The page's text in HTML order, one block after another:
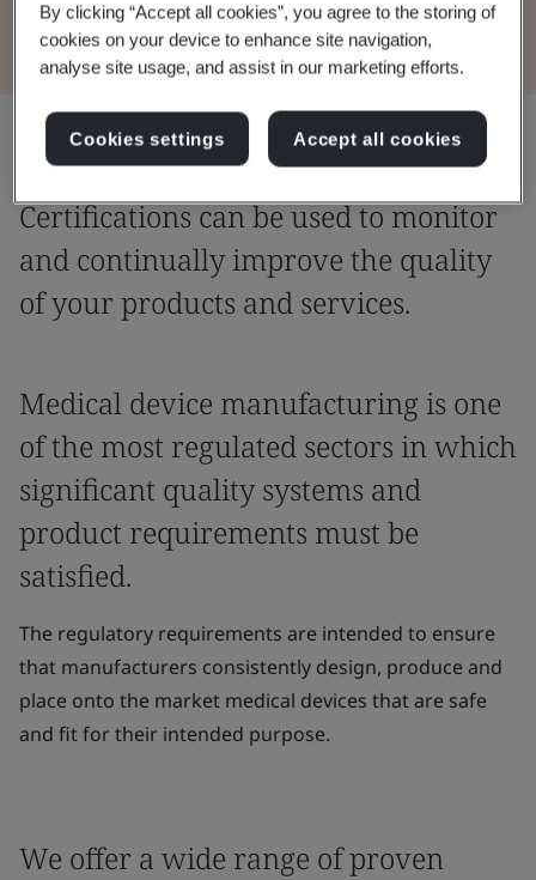
Quality Management System
Certifications can be used to monitor
and continually improve the quality
of your products and services.
Medical device manufacturing is one
of the most regulated sectors in which
significant quality systems and
product requirements must be
satisfied.
The regulatory requirements are intended to ensure
that manufacturers consistently design, produce and
place onto the market medical devices that are safe
and fit for their intended purpose.
We offer a wide range of proven
By clicking “Accept all cookies”, you agree to the storing of
cookies on your device to enhance site navigation,
analyse site usage, and assist in our marketing efforts.
Cookies settings Accept all cookies